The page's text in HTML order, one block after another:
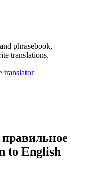
phrasebook,
translations.
правильное